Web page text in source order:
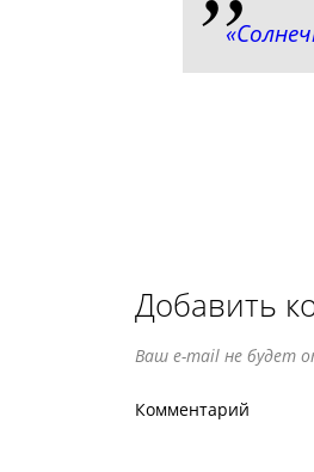
Добавить
Ваш e-mail не будет
Комментарий